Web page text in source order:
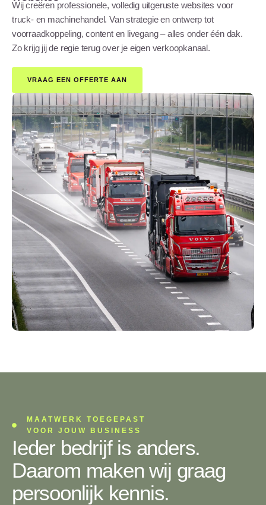
Wij creëren professionele, volledig uitgeruste websites voor
truck- en machinehandel. Van strategie en ontwerp tot
voorraadkoppeling, content en livegang – alles onder één dak.
Zo krijg jij de regie terug over je eigen verkoopkanaal.
VRAAG EEN OFFERTE AAN
MAATWERK TOEGEPAST
VOOR JOUW BUSINESS
Ieder bedrijf is anders.
Daarom maken wij graag
persoonlijk kennis.